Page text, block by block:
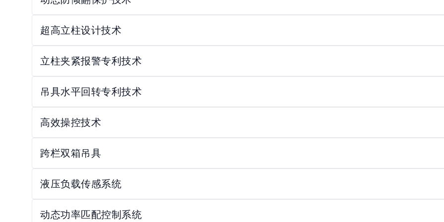
超高立柱设计技术
立柱夹紧报警专利技术
吊具水平回转专利技术
高效操控技术
跨栏双箱吊具
液压负载传感系统
动态功率匹配控制系统